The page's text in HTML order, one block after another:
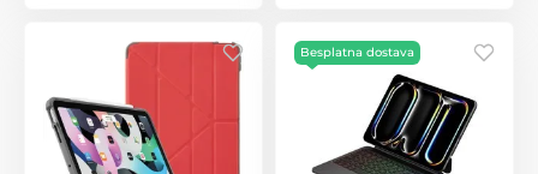
Besplatna dostava